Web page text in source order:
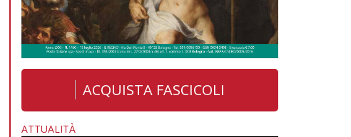
ACQUISTA FASCICOLI
ATTUALITÀ